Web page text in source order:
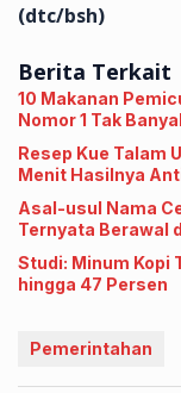
(dtc/bsh)
Berita Terkait
10 Makanan
Nomor 1 Tak
Resep Kue Talam
Menit Hasilnya
Asal-usul Nama
Ternyata Berawal
Studi: Minum Kopi
hingga 47 Persen
Pemerintahan